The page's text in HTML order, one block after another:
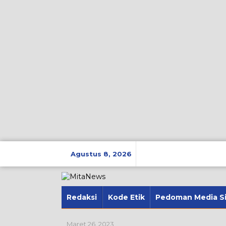
Agustus 8, 2026
Redaksi Kode Etik Pedoman Media
Maret 26, 2023